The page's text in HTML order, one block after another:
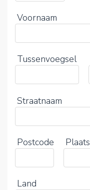
Voornaam
Tussenvoegsel
Straatnaam
Postcode Plaats
Land